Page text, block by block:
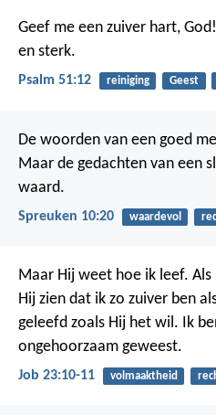
Geef me een zuiver hart, God!
en sterk.
Psalm 51:12 reiniging Geest
De woorden van een goed
Maar de gedachten van een
waard.
Spreuken 10:20 waardevol
Maar Hij weet hoe ik leef. Als
Hij zien dat ik zo zuiver ben
geleefd zoals Hij het wil. Ik
ongehoorzaam geweest.
Job 23:10-11 volmaaktheid